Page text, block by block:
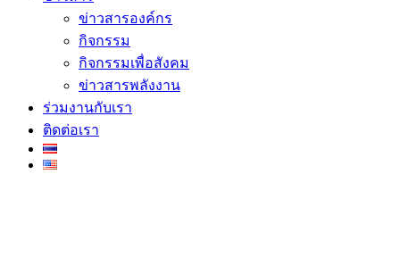
ข่าวสารองค์กร
กิจกรรม
กิจกรรมเพื่อสังคม
ข่าวสารพลังงาน
ร่วมงานกับเรา
ติดต่อเรา